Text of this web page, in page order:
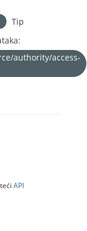
Tip
authority/access-
API